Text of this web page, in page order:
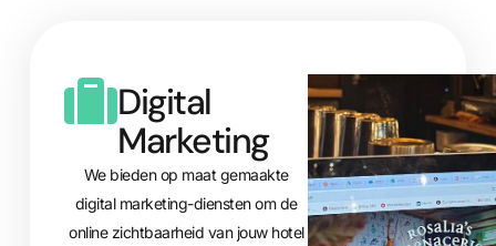
Digital
Marketing
We bieden op maat gemaakte
digital marketing-diensten om de
online zichtbaarheid van jouw hotel